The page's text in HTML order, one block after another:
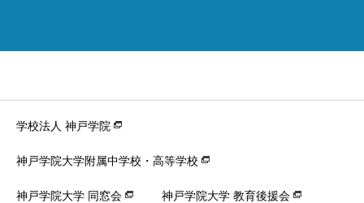
学校法人 神戸学院
神戸学院大学附属中学校・高等学校
神戸学院大学 同窓会 神戸学院大学 教育後援会